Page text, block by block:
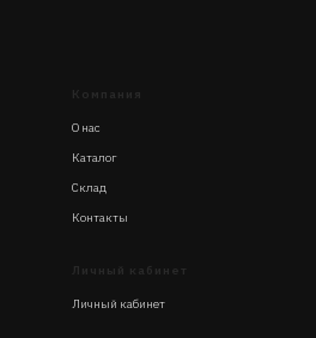
Компания
О нас
Каталог
Склад
Контакты
Личный кабинет
Личный кабинет